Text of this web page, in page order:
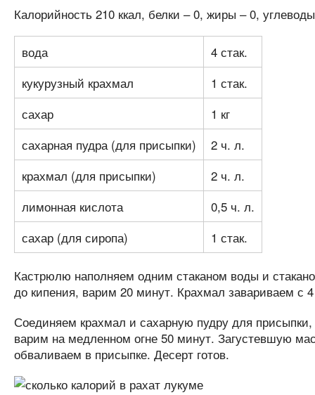
Калорийность 210 ккал, белки – 0, жиры – 0,
вода
4 стак.
кукурузный крахмал
1 стак.
сахар
1 кг
сахарная пудра (для присыпки)
2 ч. л.
крахмал (для присыпки)
2 ч. л.
лимонная кислота
0,5 ч. л.
сахар (для сиропа)
1 стак.
Кастрюлю наполняем одним стаканом воды и
до кипения, варим 20 минут. Крахмал завариваем с
Соединяем крахмал и сахарную пудру для
варим на медленном огне 50 минут. Загустевшую
обваливаем в присыпке. Десерт готов.